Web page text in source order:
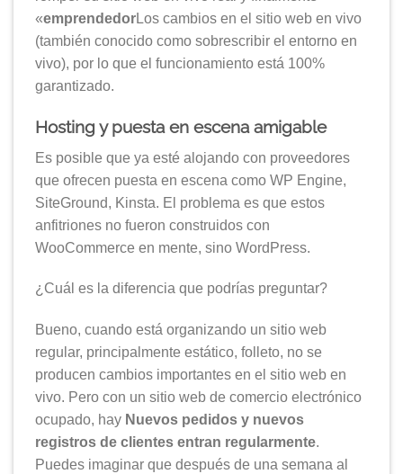
«emprendedorLos cambios en el sitio web en vivo
(también conocido como sobrescribir el entorno en
vivo), por lo que el funcionamiento está 100%
garantizado.
Hosting y puesta en escena amigable
Es posible que ya esté alojando con proveedores
que ofrecen puesta en escena como WP Engine,
SiteGround, Kinsta. El problema es que estos
anfitriones no fueron construidos con
WooCommerce en mente, sino WordPress.
¿Cuál es la diferencia que podrías preguntar?
Bueno, cuando está organizando un sitio web
regular, principalmente estático, folleto, no se
producen cambios importantes en el sitio web en
vivo. Pero con un sitio web de comercio electrónico
ocupado, hay Nuevos pedidos y nuevos
registros de clientes entran regularmente.
Puedes imaginar que después de una semana al